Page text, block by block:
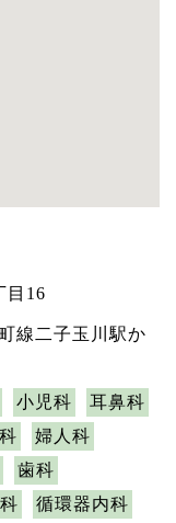
目16
線二子玉川駅か
小児科
耳鼻科
婦人科
歯科
循環器内科